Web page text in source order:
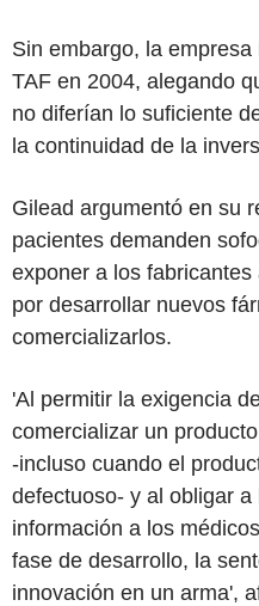
Sin embargo, la
TAF en 2004, alegando
no diferían lo suficiente
la continuidad de la
Gilead argumentó en su
pacientes demanden
exponer a los
por desarrollar nuevos
comercializarlos.
'Al permitir la exigencia
comercializar un
-incluso cuando el
defectuoso- y al obligar
información a los
fase de desarrollo, la
innovación en un arma',